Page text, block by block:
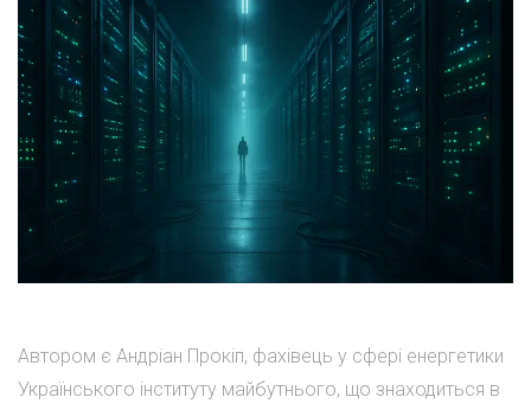
Автором є Андріан Прокіп, фахівець у сфері енергетики
Українського інституту майбутнього, що знаходиться в